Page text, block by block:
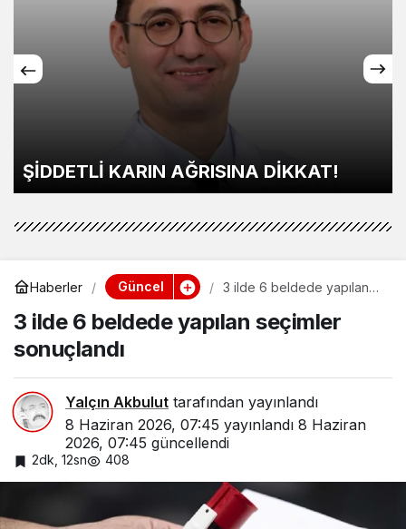
Derince’de 120 yataklı sağlık tesisi inşa
ediliyor
Haberler Güncel
3 ilde 6 beldede yapılan
3 ilde 6 beldede yapılan seçimler
sonuçlandı
Yalçın Akbulut tarafından yayınlandı
8 Haziran 2026, 07:45 yayınlandı 8 Haziran
2026, 07:45 güncellendi
2dk, 12sn 408